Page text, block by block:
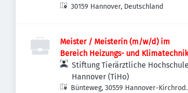
30159 Hannover, Deutschland
Meister / Meisterin (m/w/d) im
Bereich Heizungs- und Klimatechnik
Stiftung Tierärztliche Hochschule
Hannover (TiHo)
Bünteweg, 30559 Hannover-